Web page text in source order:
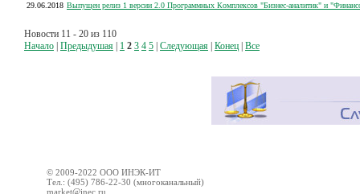
29.06.2018 Выпущен релиз 1 версии 2.0 Программных Комплексов "Бизнес-аналитик" и
Новости 11 - 20 из 110
Начало Предыдушая 1 2 3 4 5 Следующая Конец Все
© 2009-2022 ООО ИНЭК-ИТ
Тел.: (495) 786-22-30 (многоканальный)
market@inec.ru